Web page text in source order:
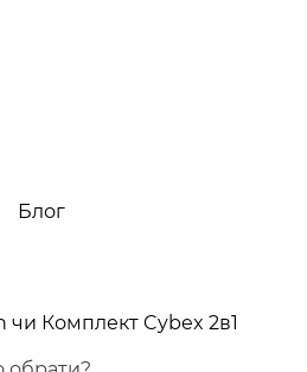
Блог
Комплект Cybex 2в1